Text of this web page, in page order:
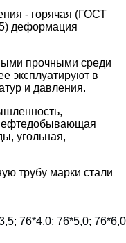
- горячая (ГОСТ
деформация
прочными среди
эксплуатируют в
и давления.
угольная,
трубу марки стали
; 76*4,0; 76*5,0; 76*6,0